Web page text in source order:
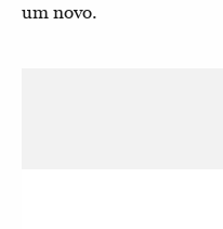
um novo.